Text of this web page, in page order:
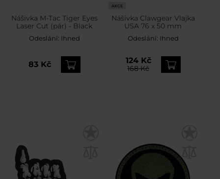
Nášivka M-Tac Tiger Eyes
Laser Cut (pár) - Black
Odeslání: Ihned
83 Kč
AKCE
Nášivka Clawgear Vlajka
USA 76 x 50 mm
Odeslání: Ihned
124 Kč
168 Kč